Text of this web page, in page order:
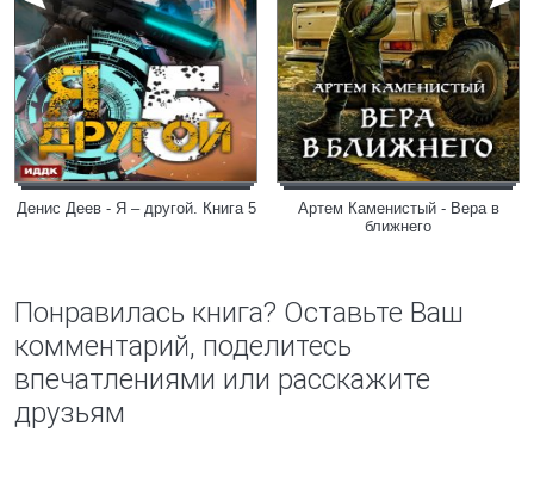
Денис Деев - Я – другой. Книга 5
Артем Каменистый - Вера в
ближнего
Понравилась книга? Оставьте Ваш
комментарий, поделитесь
впечатлениями или расскажите
друзьям